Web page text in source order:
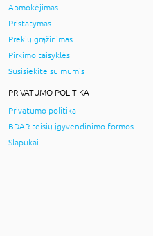
Apmokėjimas
Pristatymas
Prekių grąžinimas
Pirkimo taisyklės
Susisiekite su mumis
PRIVATUMO POLITIKA
Privatumo politika
BDAR teisių įgyvendinimo formos
Slapukai